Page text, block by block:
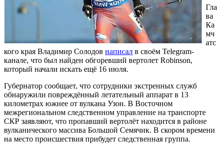
Гла
ва
Ка
мч
атс
кого края Владимир Солодов написал в своём Telegram-
канале, что был найден обгоревший вертолет Robinson,
который начали искать ещё 16 июля.
Губернатор сообщает, что сотрудники экстренных служб
обнаружили повреждённый летательный аппарат в 13
километрах южнее от вулкана Узон. В Восточном
межрегиональном следственном управление на транспорте
СКР заявляют, что пропавший вертолёт находится в районе
вулканического массива Большой Семячик. В скором времени
на место происшествия прибудет следственная группа.